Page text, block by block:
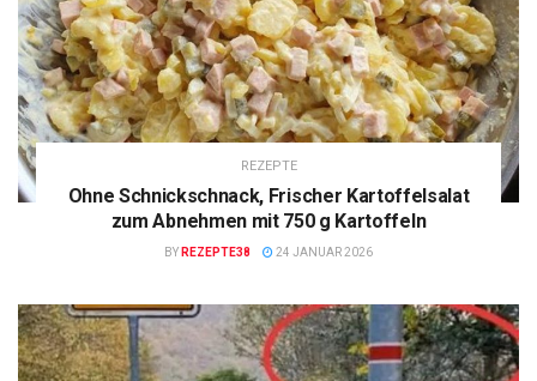
REZEPTE
Ohne Schnickschnack, Frischer Kartoffelsalat
zum Abnehmen mit 750 g Kartoffeln
BY REZEPTE38 24 JANUAR 2026